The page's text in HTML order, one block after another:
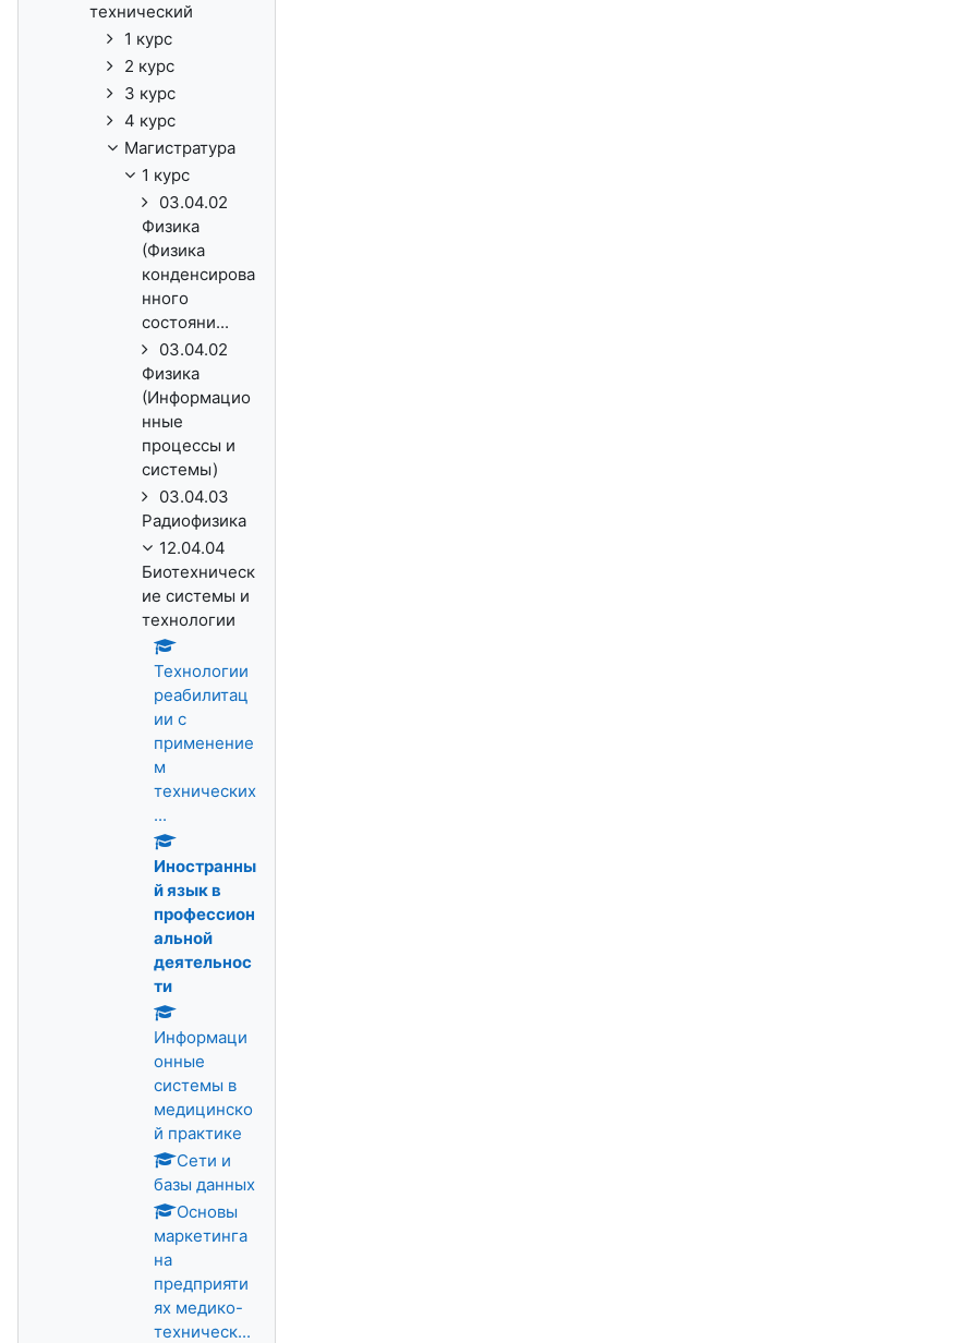
технический
1 курс
2 курс
3 курс
4 курс
Магистратура
1 курс
03.04.02
Физика
(Физика
конденсирова
нного
состояни...
03.04.02
Физика
(Информацио
нные
процессы и
системы)
03.04.03
Радиофизика
12.04.04
Биотехническ
ие системы и
технологии
Технологии
реабилитац
ии с
применение
м
технических
...
Иностранны
й язык в
профессион
альной
деятельнос
ти
Информаци
онные
системы в
медицинско
й практике
Сети и
базы данных
Основы
маркетинга
на
предприяти
ях медико-
техническ...